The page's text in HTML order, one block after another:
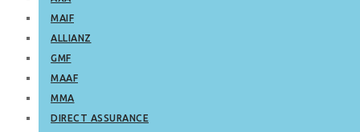
MAIF
ALLIANZ
GMF
MAAF
MMA
DIRECT ASSURANCE